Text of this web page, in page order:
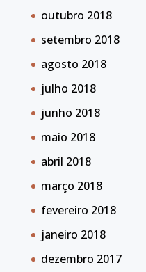
outubro 2018
setembro 2018
agosto 2018
julho 2018
junho 2018
maio 2018
abril 2018
março 2018
fevereiro 2018
janeiro 2018
dezembro 2017